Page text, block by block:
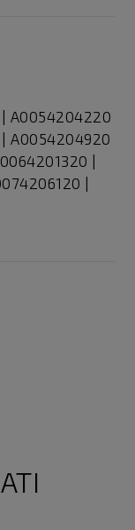
A0054204220
A0054204920
|
|